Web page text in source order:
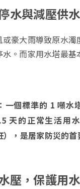
水與減壓供水
豪大雨導致原水
。而家用水塔最
一個標準的 1 噸水
天的正常生活用
），是居家防災的
壓，保護用